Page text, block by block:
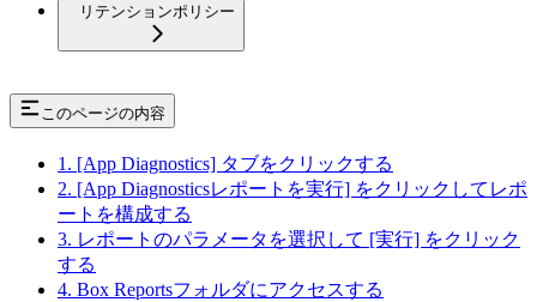
リテンションポリシー
このページの内容
1. [App Diagnostics] タブをクリックする
2. [App Diagnosticsレポートを実行] をクリックしてレポ
ートを構成する
3. レポートのパラメータを選択して [実行] をクリック
する
4. Box Reportsフォルダにアクセスする